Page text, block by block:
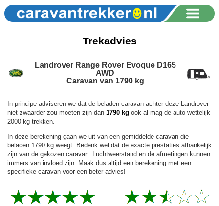
Trekadvies
Landrover Range Rover Evoque D165
AWD
Caravan van 1790 kg
In principe adviseren we dat de beladen caravan achter deze Landrover
niet zwaarder zou moeten zijn dan 1790 kg ook al mag de auto wettelijk
2000 kg trekken.
In deze berekening gaan we uit van een gemiddelde caravan die
beladen 1790 kg weegt. Bedenk wel dat de exacte prestaties afhankelijk
zijn van de gekozen caravan. Luchtweerstand en de afmetingen kunnen
immers van invloed zijn. Maak dus altijd een berekening met een
specifieke caravan voor een beter advies!